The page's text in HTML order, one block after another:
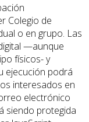
Colegio de
o en grupo. Las
—aunque
físicos- y
ejecución podrá
interesados en
electrónico
siendo protegida